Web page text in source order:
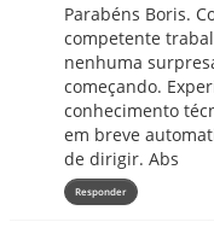
Parabéns Boris.
competente
nenhuma
começando.
conhecimento
em breve
de dirigir. Abs
Responder